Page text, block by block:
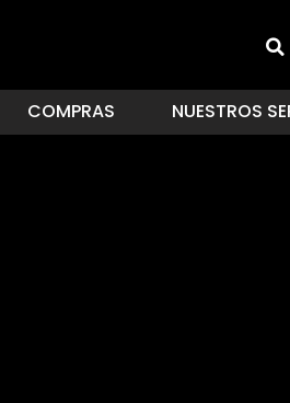
COMPRAS NUESTROS